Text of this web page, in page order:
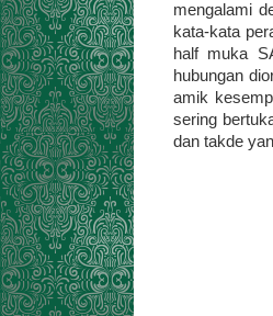
mengalami
kata-kata
half muka
hubungan
amik
sering
dan takde